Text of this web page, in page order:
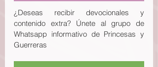
¿Deseas recibir devocionales y
contenido extra? Únete al grupo de
Whatsapp informativo de Princesas y
Guerreras